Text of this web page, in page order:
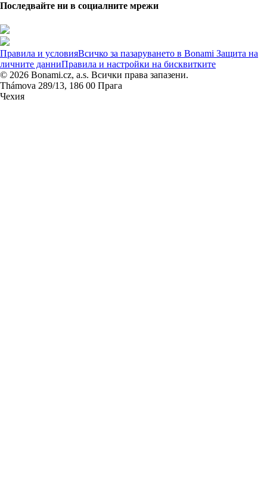
Последвайте ни в социалните мрежи
Правила и условияВсичко за пазаруването в Bonami Защита на
личните данниПравила и настройки на бисквитките
© 2026 Bonami.cz, a.s. Всички права запазени.
Thámova 289/13, 186 00 Прага
Чехия